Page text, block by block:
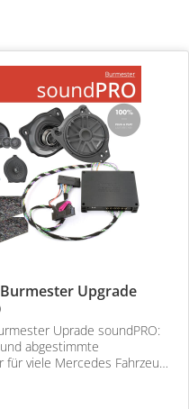
Upgrade
Uprade soundPRO:
abgestimmte
für viele Mercedes Fahrzeuge